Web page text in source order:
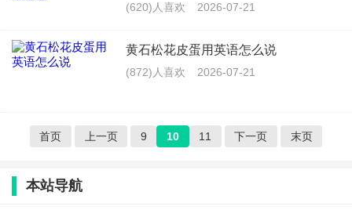
(620)人喜欢 2026-07-21
黄石松花皮蛋用英语怎么说
(872)人喜欢 2026-07-21
首页 上一页 9 10 11 下一页 末页
本站导航